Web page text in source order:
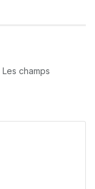
Les champs